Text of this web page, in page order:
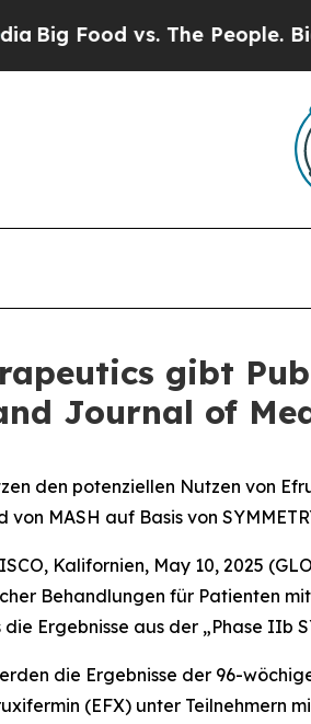
vs. The People. Big Food’s
gibt
Journal of
den potenziellen Nutzen von
von MASH auf Basis von
Kalifornien, May 10, 2025
Behandlungen für Patienten
Ergebnisse aus der „Phase IIb
die Ergebnisse der 96-
(EFX) unter Teilnehmern